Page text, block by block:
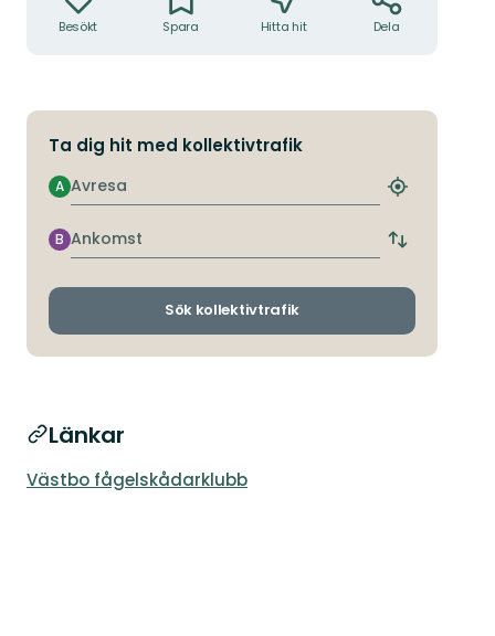
Besökt Spara Hitta hit Dela
Ta dig hit med kollektivtrafik
Avresa
A
Hitta
hållplats
Ankomst
B
Byt
och
Sök kollektivtrafik
Länkar
Västbo fågelskådarklubb